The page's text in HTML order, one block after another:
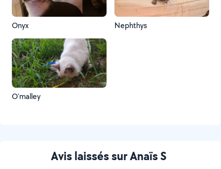
Onyx Nephthys
O'malley
Avis laissés sur Anaïs S